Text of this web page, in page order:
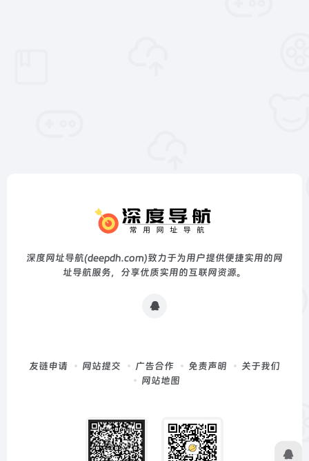
深度网址导航(deepdh.com)致力于为用户提供便捷实用的网
址导航服务，分享优质实用的互联网资源。
友链申请 网站提交 广告合作 免责声明
关于我们
网站地图